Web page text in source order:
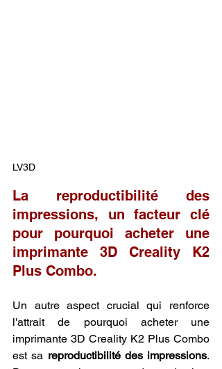
LV3D
La reproductibilité des
impressions, un facteur clé
pour pourquoi acheter une
imprimante 3D Creality K2
Plus Combo.
Un autre aspect crucial qui renforce
l'attrait de pourquoi acheter une
imprimante 3D Creality K2 Plus Combo
est sa reproductibilité des impressions.